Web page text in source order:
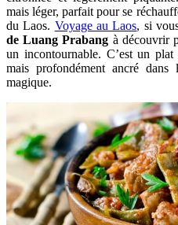
mais léger, parfait pour se
du Laos. Voyage au Laos, si
de Luang Prabang à découvrir
un incontournable. C’est un
mais profondément ancré
magique.